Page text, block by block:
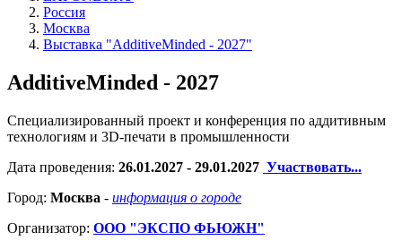
Россия
Москва
Выставка "AdditiveMinded - 2027"
AdditiveMinded - 2027
Специализированный проект и конференция по аддитивным
технологиям и 3D-печати в промышленности
Дата проведения: 26.01.2027 - 29.01.2027 Участвовать...
Город: Москва - информация о городе
Организатор: ООО "ЭКСПО ФЬЮЖН"